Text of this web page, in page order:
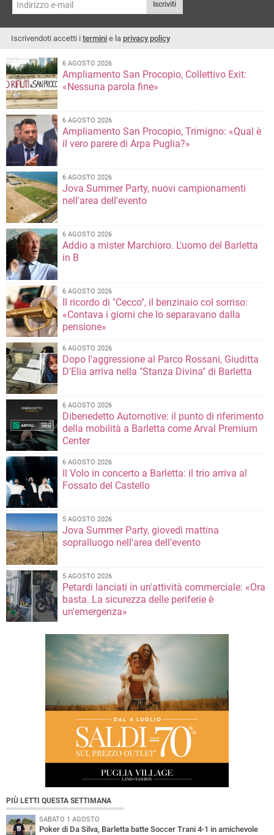
Iscriviti
Iscrivendoti accetti i termini e la privacy policy
6 AGOSTO 2026
Ampliamento San Procopio, Collettivo Exit:
«Nessuna parola fine»
6 AGOSTO 2026
Ampliamento San Procopio, Trimigno: «Qual è
il vero parere di Arpa Puglia?»
6 AGOSTO 2026
Jova Summer Party, nuovi campionamenti
nell'area dell'evento
6 AGOSTO 2026
Addio a mister Marchioro. L'uomo del Barletta
in B
6 AGOSTO 2026
Il ricordo di "Cecco", il benzinaio col sorriso:
«Contava i giorni che lo separavano dalla
pensione»
6 AGOSTO 2026
Dopo l'aggressione al Parco Rossani, Giuditta
D'Elia arriva nella "Stanza Divina" di Barletta
6 AGOSTO 2026
Dibenedetto Automotive: il punto di riferimento
della mobilità a Barletta come Arval Premium
Center
6 AGOSTO 2026
Il Volo in concerto a Barletta: il trio arriva al
Fossato del Castello
5 AGOSTO 2026
Jova Summer Party, giovedì mattina
sopralluogo nell'area dell'evento
5 AGOSTO 2026
Petardi lanciati in un'attività commerciale: «Ora
basta. La sicurezza delle periferie è
un'emergenza»
PIÙ LETTI QUESTA SETTIMANA
SABATO 1 AGOSTO
Poker di Da Silva, Barletta batte Soccer Trani 4-1 in amichevole